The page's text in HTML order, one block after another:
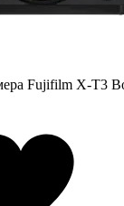
Fujifilm X-T3